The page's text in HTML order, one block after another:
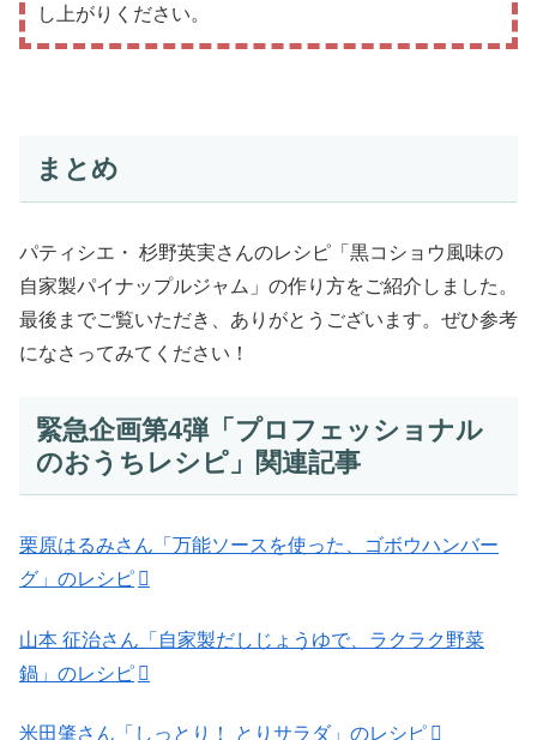
し上がりください。
まとめ
パティシエ・ 杉野英実さんのレシピ「黒コショウ風味の
自家製パイナップルジャム」の作り方をご紹介しました。
最後までご覧いただき、ありがとうございます。ぜひ参考
になさってみてください！
緊急企画第4弾「プロフェッショナル
のおうちレシピ」関連記事
栗原はるみさん「万能ソースを使った、ゴボウハンバー
グ」のレシピ
山本 征治さん「自家製だしじょうゆで、ラクラク野菜
鍋」のレシピ
米田肇さん「しっとり！ とりサラダ」のレシピ